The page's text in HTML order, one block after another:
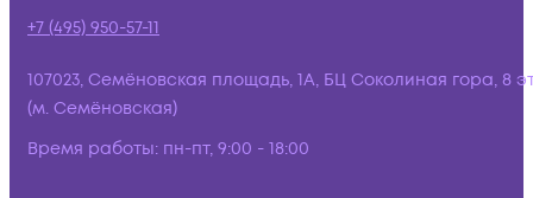
+7 (495) 950-57-11
107023, Семёновская площадь, 1А, БЦ Соколиная гора, 8
(м. Семёновская)
Время работы: пн-пт, 9:00 - 18:00